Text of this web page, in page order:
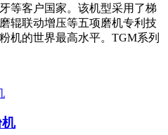
等客户国家。该机型采用了梯
辊联动增压等五项磨机专利技
机的世界最高水平。TGM系列